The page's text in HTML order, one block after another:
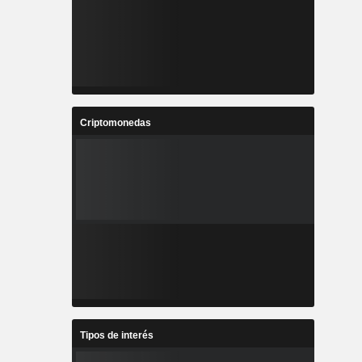
Criptomonedas
Tipos de interés